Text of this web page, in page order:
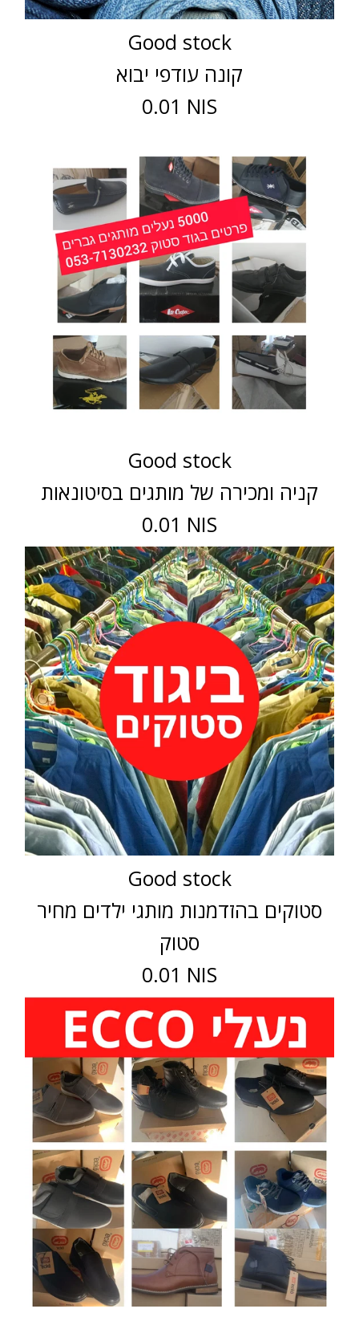
Good stock
קונה עודפי יבוא
0.01 NIS
Good stock
קניה ומכירה של מותגים בסיטונאות
0.01 NIS
Good stock
סטוקים בהזדמנות מותגי ילדים מחיר
סטוק
0.01 NIS